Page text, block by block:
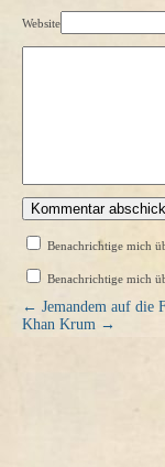
Website
Benachrichtige mich
Benachrichtige mich
← Jemandem auf die
Khan Krum →